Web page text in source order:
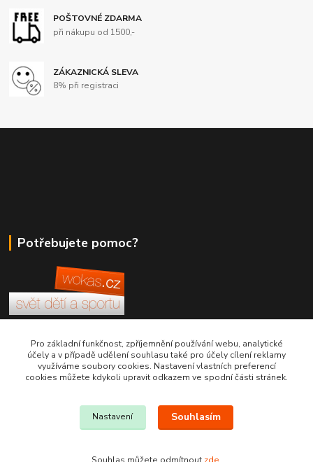
POŠTOVNÉ ZDARMA
při nákupu od 1500,-
ZÁKAZNICKÁ SLEVA
8% při registraci
Potřebujete pomoc?
+420 380 830 198
wokas.online@yahoo.cz
Pro základní funkčnost, zpříjemnění používání webu, analytické
účely a v případě udělení souhlasu také pro účely cílení reklamy
využíváme soubory cookies. Nastavení vlastních preferencí
cookies můžete kdykoli upravit odkazem ve spodní části stránek.
Nastavení Souhlasím